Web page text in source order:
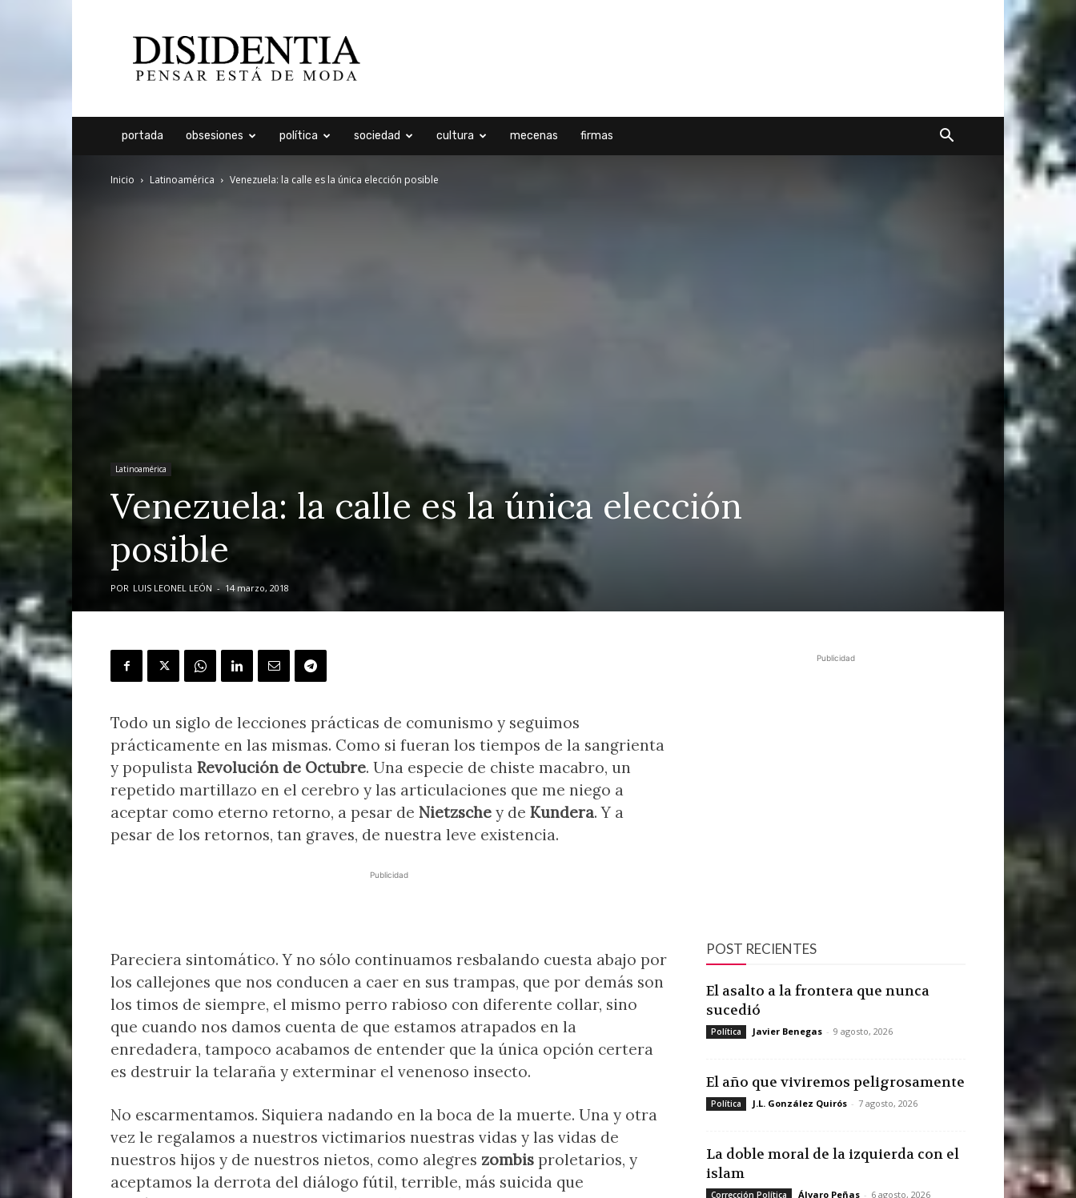
portada obsesiones política sociedad cultura mecenas firmas
Inicio Latinoamérica Venezuela: la calle es la única elección posible
Latinoamérica
Venezuela: la calle es la única elección
posible
POR LUIS LEONEL LEÓN - 14 marzo, 2018
Todo un siglo de lecciones prácticas de comunismo y seguimos
prácticamente en las mismas. Como si fueran los tiempos de la sangrienta
y populista Revolución de Octubre. Una especie de chiste macabro, un
repetido martillazo en el cerebro y las articulaciones que me niego a
aceptar como eterno retorno, a pesar de Nietzsche y de Kundera. Y a
pesar de los retornos, tan graves, de nuestra leve existencia.
Publicidad
Pareciera sintomático. Y no sólo continuamos resbalando cuesta abajo por
los callejones que nos conducen a caer en sus trampas, que por demás son
los timos de siempre, el mismo perro rabioso con diferente collar, sino
que cuando nos damos cuenta de que estamos atrapados en la
enredadera, tampoco acabamos de entender que la única opción certera
es destruir la telaraña y exterminar el venenoso insecto.
No escarmentamos. Siquiera nadando en la boca de la muerte. Una y otra
vez le regalamos a nuestros victimarios nuestras vidas y las vidas de
nuestros hijos y de nuestros nietos, como alegres zombis proletarios, y
aceptamos la derrota del diálogo fútil, terrible, más suicida que
Publicidad
POST RECIENTES
El asalto a la frontera que nunca
sucedió
Política Javier Benegas - 9 agosto, 2026
El año que viviremos peligrosamente
Política J.L. González Quirós - 7 agosto, 2026
La doble moral de la izquierda con el
islam
Corrección Política Álvaro Peñas - 6 agosto, 2026